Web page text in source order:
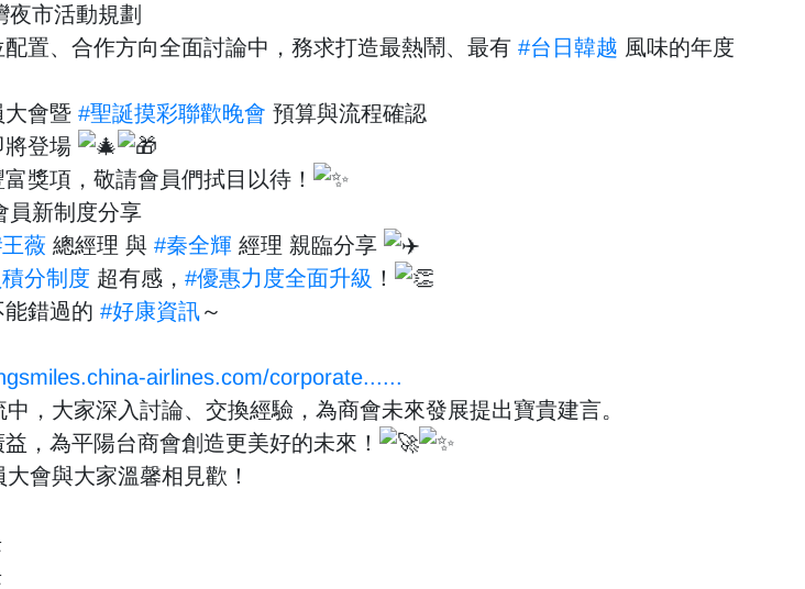
夜市活動規劃
置、合作方向全面討論中，務求打造最熱鬧、最有 #台日韓越 風味的年度
大會暨 #聖誕摸彩聯歡晚會 預算與流程確認
將登場
獎項，敬請會員們拭目以待！
員新制度分享
薇 總經理 與 #秦全輝 經理 親臨分享
分制度 超有感， #優惠力度全面升級 ！
錯過的 #好康資訊～
airlines.com/corporate......
，大家深入討論、交換經驗，為商會未來發展提出寶貴建言。
，為平陽台商會創造更美好的未來！
會與大家溫馨相見歡！